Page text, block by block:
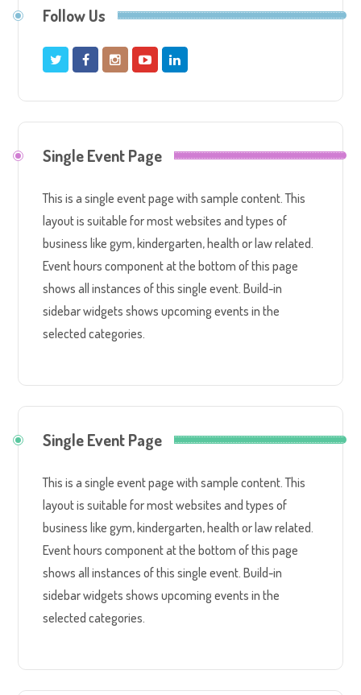
Follow Us
Single Event Page
This is a single event page with sample content. This
layout is suitable for most websites and types of
business like gym, kindergarten, health or law related.
Event hours component at the bottom of this page
shows all instances of this single event. Build-in
sidebar widgets shows upcoming events in the
selected categories.
Single Event Page
This is a single event page with sample content. This
layout is suitable for most websites and types of
business like gym, kindergarten, health or law related.
Event hours component at the bottom of this page
shows all instances of this single event. Build-in
sidebar widgets shows upcoming events in the
selected categories.